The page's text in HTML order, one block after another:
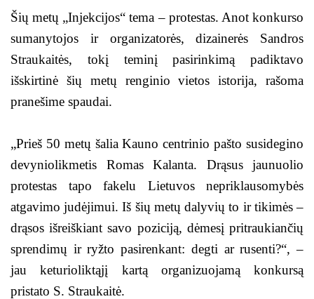
Šių metų „Injekcijos“ tema – protestas. Anot konkurso
sumanytojos ir organizatorės, dizainerės Sandros
Straukaitės, tokį teminį pasirinkimą padiktavo
išskirtinė šių metų renginio vietos istorija, rašoma
pranešime spaudai.
„Prieš 50 metų šalia Kauno centrinio pašto susidegino
devyniolikmetis Romas Kalanta. Drąsus jaunuolio
protestas tapo fakelu Lietuvos nepriklausomybės
atgavimo judėjimui. Iš šių metų dalyvių to ir tikimės –
drąsos išreiškiant savo poziciją, dėmesį pritraukiančių
sprendimų ir ryžto pasirenkant: degti ar rusenti?“, –
jau keturioliktąjį kartą organizuojamą konkursą
pristato S. Straukaitė.